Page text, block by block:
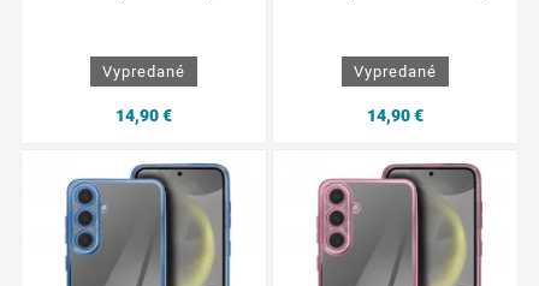
Vypredané
14,90 €
Vypredané
14,90 €